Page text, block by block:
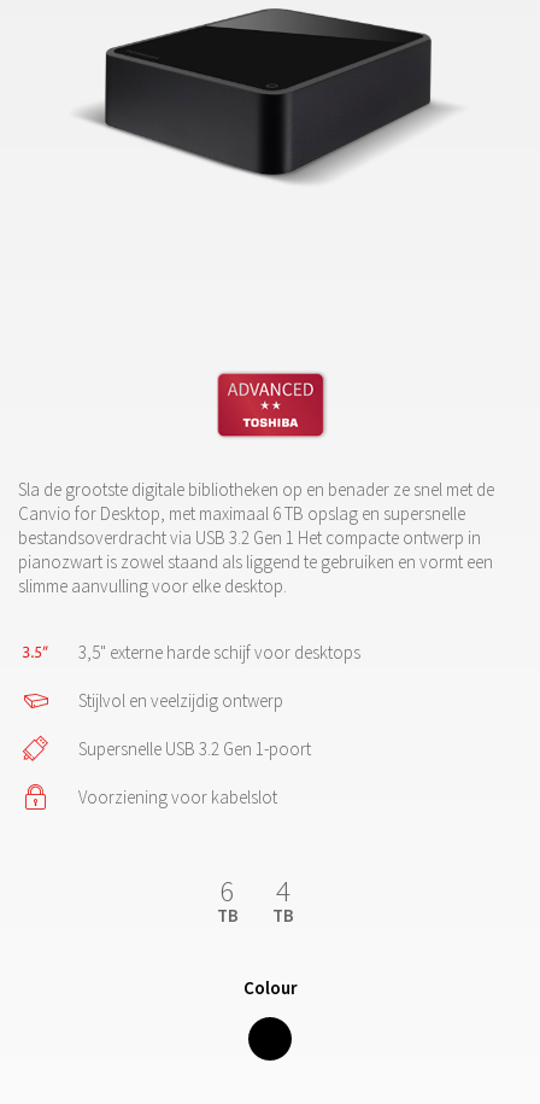
Sla de grootste digitale bibliotheken op en benader ze snel met de
Canvio for Desktop, met maximaal 6 TB opslag en supersnelle
bestandsoverdracht via USB 3.2 Gen 1 Het compacte ontwerp in
pianozwart is zowel staand als liggend te gebruiken en vormt een
slimme aanvulling voor elke desktop.
3,5" externe harde schijf voor desktops
Stijlvol en veelzijdig ontwerp
Supersnelle USB 3.2 Gen 1-poort
Voorziening voor kabelslot
6
TB
4
TB
Colour